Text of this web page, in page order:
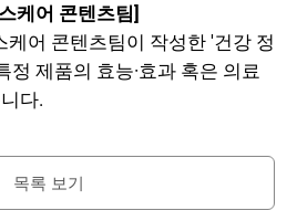
케어 콘텐츠팀]
어 콘텐츠팀이 작성한 '건강 정
정 제품의 효능·효과 혹은 의료
다.
목록 보기